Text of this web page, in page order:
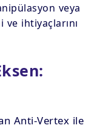
veya
ihtiyaçlarını
Anti-Vertex ile